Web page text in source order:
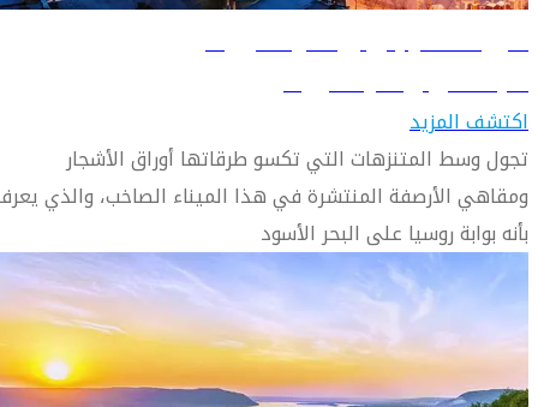
دليل السفر إلى روستوف اون دون
تعرف على روستوف اون دون
اكتشف المزيد
تجول وسط المتنزهات التي تكسو طرقاتها أوراق الأشجار
ومقاهي الأرصفة المنتشرة في هذا الميناء الصاخب، والذي
بأنه بوابة روسيا على البحر الأسود